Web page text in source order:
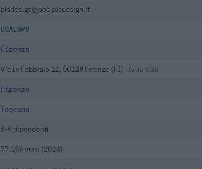
plsdesign@pec.plsdesign.it
USAL8PV
Firenze
Via Ix Febbraio 12, 50129 Firenze (FI) · fonte VIES
Firenze
Toscana
0-9 dipendenti
77.156 euro (2024)